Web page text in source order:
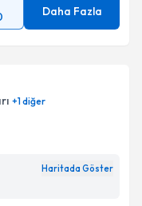
Daha Fazla
+1diğer
Haritada Göster